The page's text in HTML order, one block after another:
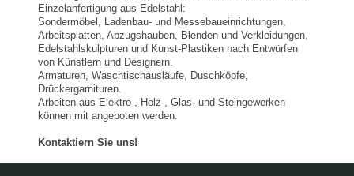
Einzelanfertigung aus Edelstahl:
Sondermöbel, Ladenbau- und Messebaueinrichtungen,
Arbeitsplatten, Abzugshauben, Blenden und Verkleidungen,
Edelstahlskulpturen und Kunst-Plastiken nach Entwürfen
von Künstlern und Designern.
Armaturen, Waschtischausläufe, Duschköpfe,
Drückergarnituren.
Arbeiten aus Elektro-, Holz-, Glas- und Steingewerken
können mit angeboten werden.
Kontaktiern Sie uns!